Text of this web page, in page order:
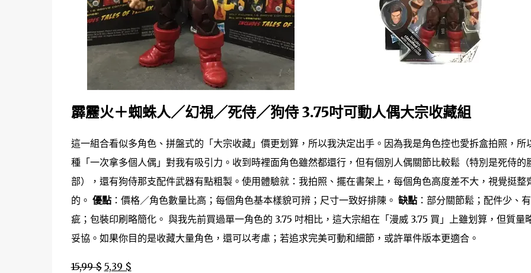
霹靂火＋蜘蛛人／幻視／死侍／狗侍 3.75吋可動人偶大宗收藏組
這一組合看似多角色、拼盤式的「大宗收藏」價更划算，所以我決定出手。因為我是角色控也愛拆盒拍照，所
種「一次拿多個人偶」對我有吸引力。收到時裡面角色雖然都還行，但有個別人偶關節比較鬆（特別是死侍的
部），還有狗侍那支配件武器有點粗製。使用體驗就：我拍照、擺在書架上，每個角色高度差不大，視覺挺整
的。 優點：價格／角色數量比高；每個角色基本樣貌可辨；尺寸一致好排陳。 缺點：部分關節鬆；配件少、
疵；包裝印刷略簡化。 與我先前買過單一角色的 3.75 吋相比，這大宗組在「漫威 3.75 買」上雖划算，但質量
妥協。如果你目的是收藏大量角色，還可以考慮；若追求完美可動和細節，或許單件版本更適合。
15,99 $ 5,39 $